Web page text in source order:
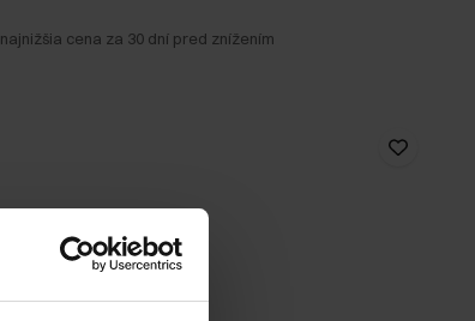
najnižšia cena za 30 dní pred znížením